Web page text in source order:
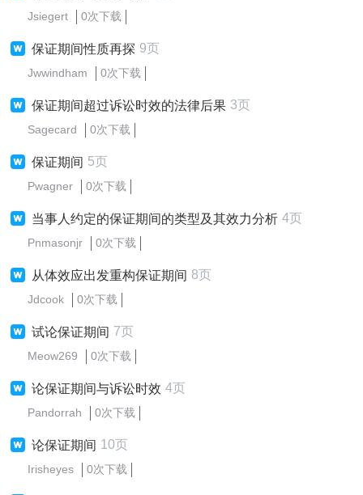
Jsiegert 0次下载
保证期间性质再探 9页
Jwwindham 0次下载
保证期间超过诉讼时效的法律后果 3页
Sagecard 0次下载
保证期间 5页
Pwagner 0次下载
当事人约定的保证期间的类型及其效力分析 4页
Pnmasonjr 0次下载
从体效应出发重构保证期间 8页
Jdcook 0次下载
试论保证期间 7页
Meow269 0次下载
论保证期间与诉讼时效 4页
Pandorrah 0次下载
论保证期间 10页
Irisheyes 0次下载